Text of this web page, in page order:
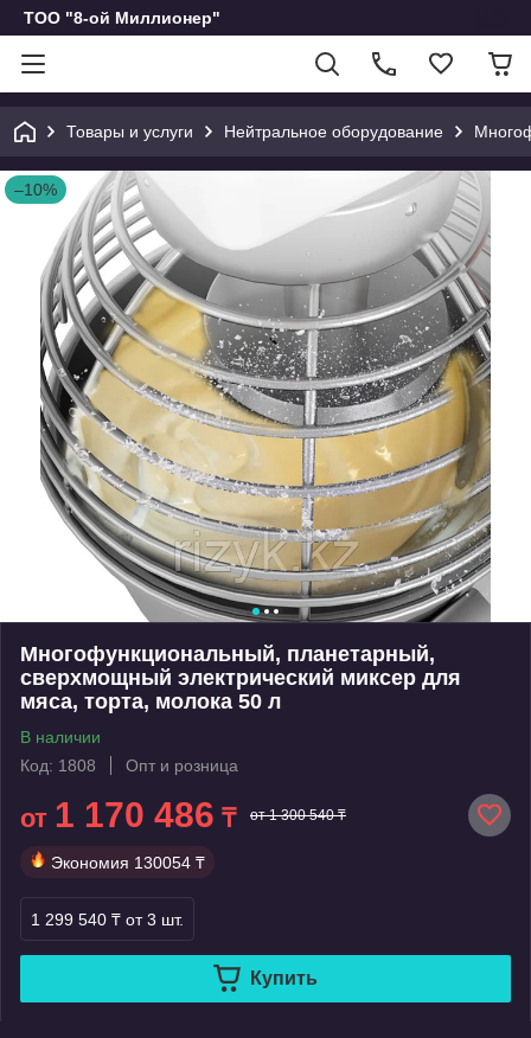
ТОО "8-ой Миллионер"
Товары и услуги Нейтральное оборудование
–10%
Многофункциональный, планетарный,
сверхмощный электрический миксер для
мяса, торта, молока 50 л
В наличии
Код: 1808
Опт и розница
от 1 170 486 ₸ от 1 300 540 ₸
Экономия 130054 ₸
1 299 540 ₸ от 3 шт.
Купить